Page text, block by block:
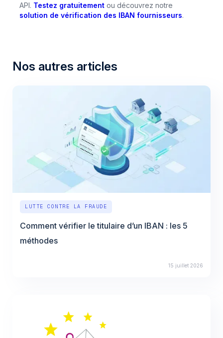
API. Testez gratuitement ou découvrez notre
solution de vérification des IBAN fournisseurs.
Nos autres articles
LUTTE CONTRE LA FRAUDE
Comment vérifier le titulaire d’un IBAN : les 5
méthodes
15 juillet 2026